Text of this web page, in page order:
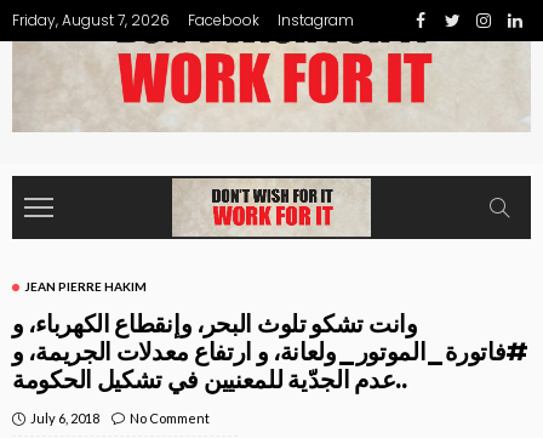
Friday, August 7, 2026 Facebook Instagram
JEAN PIERRE HAKIM
وانت تشكو تلوث البحر، وإنقطاع الكهرباء، و
⁧‫#فاتورة_الموتور_ولعانة‬⁩، و ارتفاع معدلات الجريمة، و
عدم الجدّية للمعنيين في تشكيل الحكومة..
July 6, 2018 No Comment